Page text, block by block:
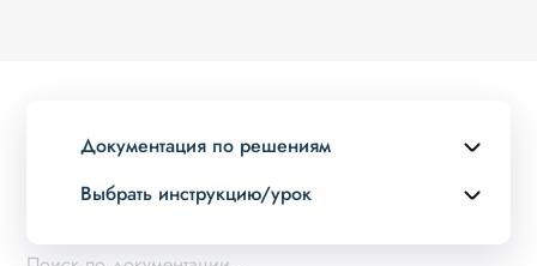
Документация по решениям
Выбрать инструкцию/урок
Описание курса